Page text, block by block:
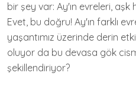
bir şey var: Ay'ın evreleri, aşk
Evet, bu doğru! Ay'ın farklı
yaşantımız üzerinde derin
oluyor da bu devasa gök
şekillendiriyor?